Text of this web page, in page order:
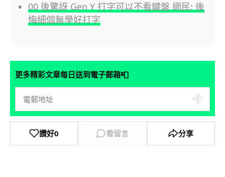
00 後驚訝 Gen Y 打字可以不看鍵盤 網民: 後
悔細個無學好打字
更多精彩文章每日送到電子郵箱📮
讚好0 看留言 分享